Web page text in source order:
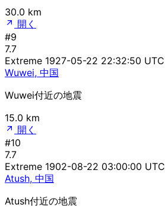
30.0 km
開く
#9
7.7
Extreme 1927-05-22 22:32:50 UTC
Wuwei, 中国
Wuwei付近の地震
15.0 km
開く
#10
7.7
Extreme 1902-08-22 03:00:00 UTC
Atush, 中国
Atush付近の地震